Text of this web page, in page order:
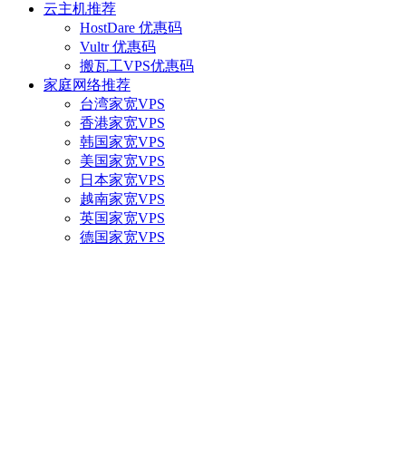
云主机推荐
HostDare 优惠码
Vultr 优惠码
搬瓦工VPS优惠码
家庭网络推荐
台湾家宽VPS
香港家宽VPS
韩国家宽VPS
美国家宽VPS
日本家宽VPS
越南家宽VPS
英国家宽VPS
德国家宽VPS